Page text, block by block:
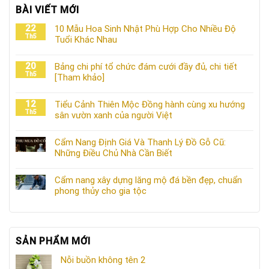
BÀI VIẾT MỚI
22
Th5
10 Mẫu Hoa Sinh Nhật Phù Hợp Cho Nhiều Độ
Tuổi Khác Nhau
20
Th5
Bảng chi phí tổ chức đám cưới đầy đủ, chi tiết
[Tham khảo]
12
Th5
Tiểu Cảnh Thiên Mộc Đồng hành cùng xu hướng
sân vườn xanh của người Việt
Cẩm Nang Định Giá Và Thanh Lý Đồ Gỗ Cũ:
Những Điều Chủ Nhà Cần Biết
Cẩm nang xây dựng lăng mộ đá bền đẹp, chuẩn
phong thủy cho gia tộc
SẢN PHẨM MỚI
Nỗi buồn không tên 2